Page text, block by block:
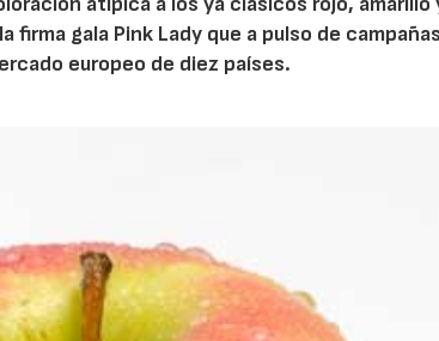
firma gala Pink Lady que a pulso de
europeo de diez países.